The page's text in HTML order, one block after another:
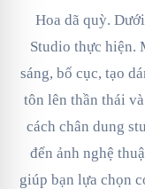
Hoa dã quỳ.
Studio thực hiện.
sáng, bố cục, tạo
tôn lên thần thái
cách chân dung
đến ảnh nghệ
giúp bạn lựa chọn